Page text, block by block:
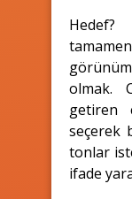
olmak.
getiren
seçerek
tonlar
ifade